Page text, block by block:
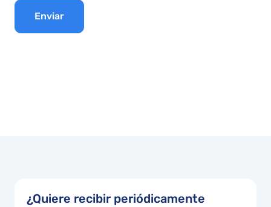
Enviar
¿Quiere recibir periódicamente